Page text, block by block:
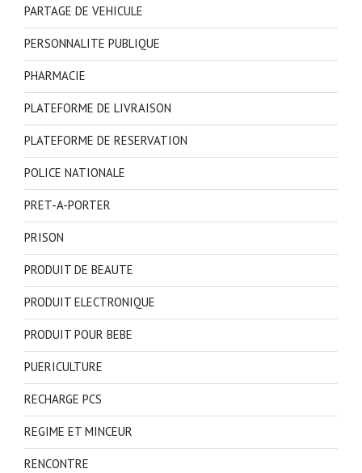
PARTAGE DE VEHICULE
PERSONNALITE PUBLIQUE
PHARMACIE
PLATEFORME DE LIVRAISON
PLATEFORME DE RESERVATION
POLICE NATIONALE
PRET-A-PORTER
PRISON
PRODUIT DE BEAUTE
PRODUIT ELECTRONIQUE
PRODUIT POUR BEBE
PUERICULTURE
RECHARGE PCS
REGIME ET MINCEUR
RENCONTRE